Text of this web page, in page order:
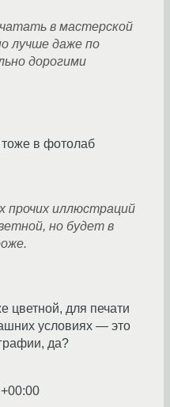
в мастерской
лучше даже по
дорогими
в фотолаб
прочих иллюстраций
но будет в
цветной, для печати
условиях — это
да?